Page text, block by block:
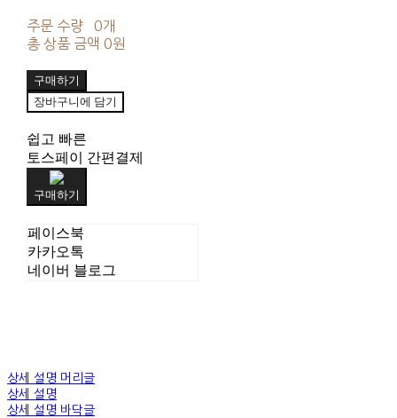
주문 수량
0개
총 상품 금액 0원
구매하기
장바구니에 담기
쉽고 빠른
토스페이 간편결제
구매하기
페이스북
카카오톡
네이버 블로그
상세 설명 머리글
상세 설명
상세 설명 바닥글